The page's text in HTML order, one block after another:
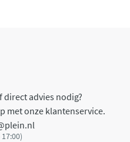
direct advies nodig?
met onze klantenservice.